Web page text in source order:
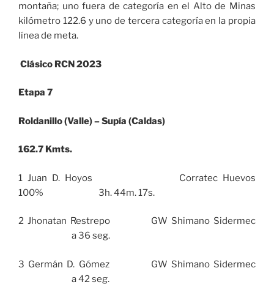
montaña; uno fuera de categoría en el Alto de Minas
kilómetro 122.6 y uno de tercera categoría en la propia
línea de meta.
Clásico RCN 2023
Etapa 7
Roldanillo (Valle) – Supía (Caldas)
162.7 Kmts.
1 Juan D. Hoyos Corratec Huevos
100% 3h. 44m. 17s.
2 Jhonatan Restrepo GW Shimano Sidermec
a 36 seg.
3 Germán D. Gómez GW Shimano Sidermec
a 42 seg.